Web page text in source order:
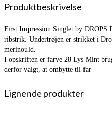
Produktbeskrivelse
First Impression Singlet by DROPS
ribstrik. Undertrøjen er strikket i
merinould.
I opskriften er farve 28 Lys Mint
derfor valgt, at ombytte til far
Lignende produkter